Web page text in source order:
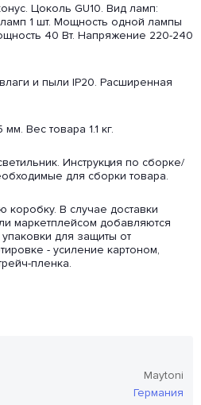
Цоколь GU10. Вид ламп:
1 шт. Мощность одной лампы
40 Вт. Напряжение 220-240
и пыли IP20. Расширенная
Вес товара 1.1 кг.
Инструкция по сборке/
для сборки товара.
коробку. В случае доставки
маркетплейсом добавляются
для защиты от
- усиление картоном,
пленка.
Maytoni
Германия